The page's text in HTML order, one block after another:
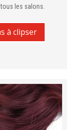
les salons.
à clipser